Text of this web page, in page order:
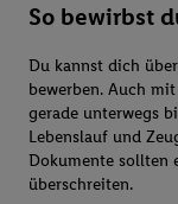
So bewirbst
Du kannst dich
bewerben. Auch
gerade unterwegs
Lebenslauf und
Dokumente sollten
überschreiten.